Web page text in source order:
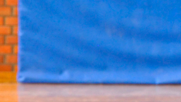
Vorstand
Kontaktformular